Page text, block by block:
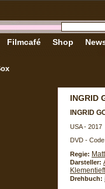
Filmcafé Shop
INGRID
INGRID
USA - 2017
DVD - Code
Regie:
Darsteller:
Klementieff
Drehbuch: